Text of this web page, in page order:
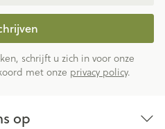
schrijft u zich in voor onze
met onze privacy policy.
op